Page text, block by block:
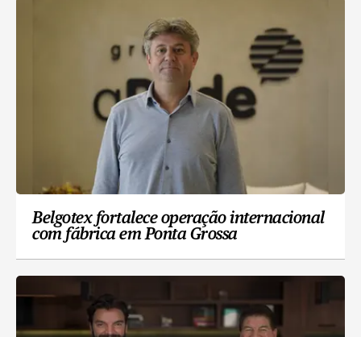
Belgotex fortalece operação internacional
com fábrica em Ponta Grossa